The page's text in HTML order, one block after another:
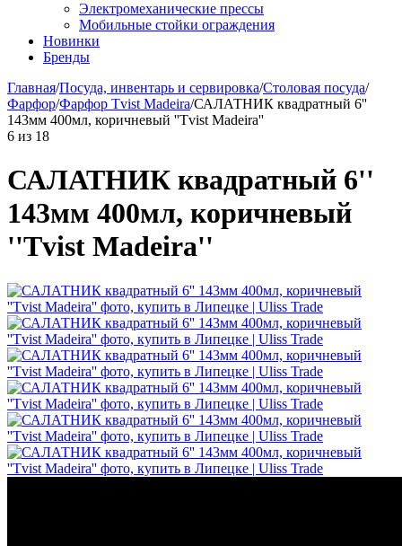
Электромеханические прессы
Мобильные стойки ограждения
Новинки
Бренды
Главная/Посуда, инвентарь и сервировка/Столовая посуда/
Фарфор/Фарфор Tvist Madeira/САЛАТНИК квадратный 6''
143мм 400мл, коричневый ''Tvist Madeira''
6 из 18
САЛАТНИК квадратный 6''
143мм 400мл, коричневый
''Tvist Madeira''